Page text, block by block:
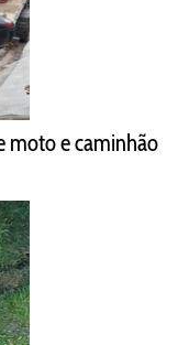
moto e caminhão